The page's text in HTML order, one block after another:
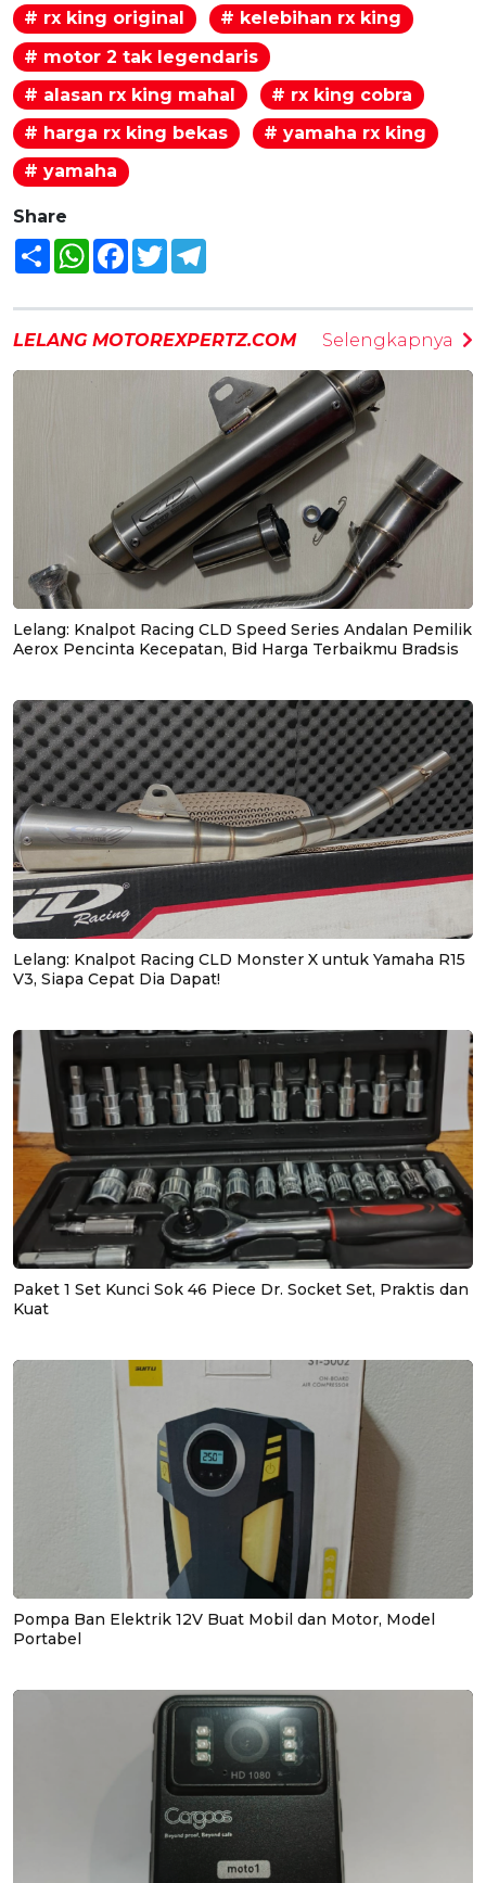
# rx king original
# kelebihan rx king
# motor 2 tak legendaris
# alasan rx king mahal
# rx king cobra
# harga rx king bekas
# yamaha rx king
# yamaha
Share
Share WhatsAppFacebook
Twitter
LELANG MOTOREXPERTZ.COM Selengkapnya
Lelang: Knalpot Racing CLD Speed Series Andalan Pemilik
Aerox Pencinta Kecepatan, Bid Harga Terbaikmu Bradsis
Lelang: Knalpot Racing CLD Monster X untuk Yamaha R15
V3, Siapa Cepat Dia Dapat!
Paket 1 Set Kunci Sok 46 Piece Dr. Socket Set, Praktis dan
Kuat
Pompa Ban Elektrik 12V Buat Mobil dan Motor, Model
Portabel